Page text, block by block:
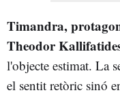
Timandra,
Theodor
l'objecte estimat. La
el sentit retòric sinó